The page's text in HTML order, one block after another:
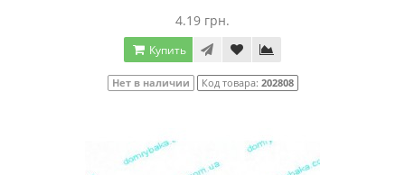
4.19 грн.
Купить
Нет в наличии Код товара: 202808